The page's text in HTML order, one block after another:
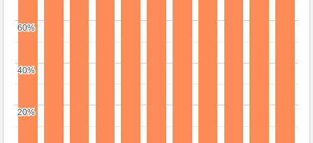
20%
20%
40%
40%
60%
60%